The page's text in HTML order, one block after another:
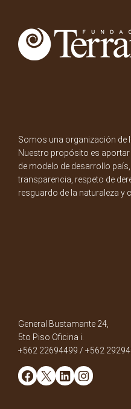
Somos una organización de
Nuestro propósito es
de modelo de desarrollo
transparencia, respeto de
resguardo de la naturaleza y
General Bustamante 24,
5to Piso Oficina i.
+562 22694499 / +562